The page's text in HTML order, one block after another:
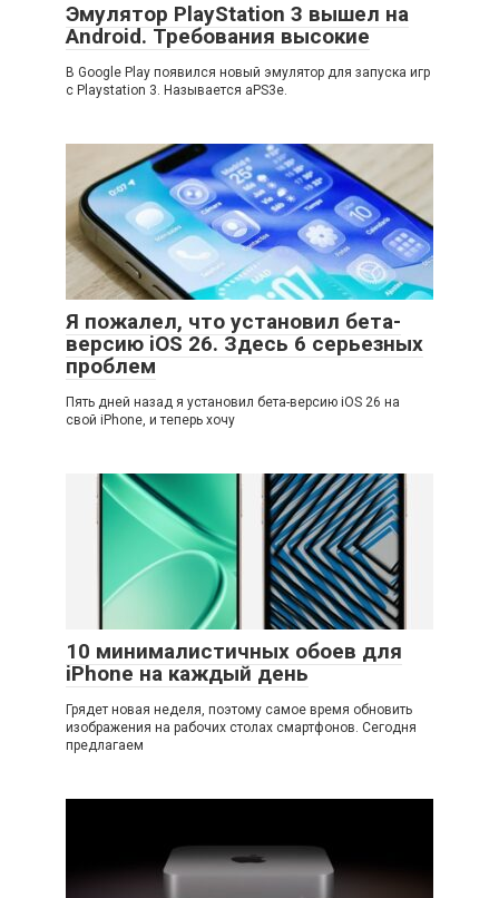
Эмулятор PlayStation 3 вышел на
Android. Требования высокие
В Google Play появился новый эмулятор для запуска игр
с Playstation 3. Называется aPS3e.
Я пожалел, что установил бета-
версию iOS 26. Здесь 6 серьезных
проблем
Пять дней назад я установил бета-версию iOS 26 на
свой iPhone, и теперь хочу
10 минималистичных обоев для
iPhone на каждый день
Грядет новая неделя, поэтому самое время обновить
изображения на рабочих столах смартфонов. Сегодня
предлагаем